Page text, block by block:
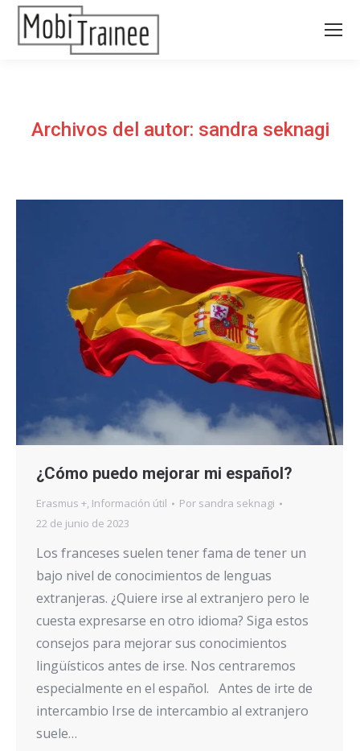
Archivos del autor: sandra seknagi
¿Cómo puedo mejorar mi español?
Erasmus +, Información útil Por sandra seknagi
22 de junio de 2023
Los franceses suelen tener fama de tener un
bajo nivel de conocimientos de lenguas
extranjeras. ¿Quiere irse al extranjero pero le
cuesta expresarse en otro idioma? Siga estos
consejos para mejorar sus conocimientos
lingüísticos antes de irse. Nos centraremos
especialmente en el español. Antes de irte de
intercambio Irse de intercambio al extranjero
suele…